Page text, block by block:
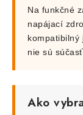
Na funkčné
napájací
kompatibilný
nie sú
Ako